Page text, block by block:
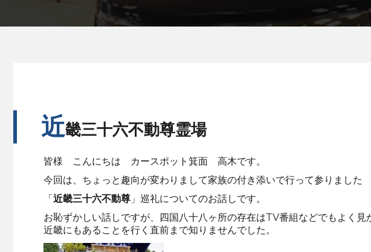
試乗車でさがす
軽自動車
カーケアをする
車検
近畿三十六不動尊霊場
皆様 こんにちは カースポット箕面 高木です。
今回は、ちょっと趣向が変わりまして家族の付き添いで行って参りました
「近畿三十六不動尊 」巡礼についてのお話しです。
お恥ずかしい話しですが、四国八十八ヶ所の存在はTV番組などでもよく見
近畿にもあることを行く直前まで知りませんでした。